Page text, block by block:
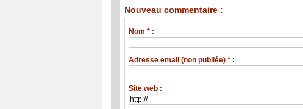
Nouveau commentaire :
Nom * :
Adresse email (non publiée) * :
Site web :